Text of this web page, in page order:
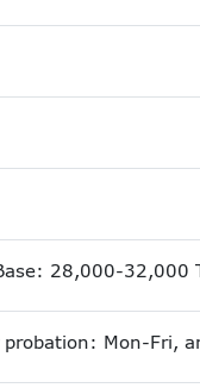
28,000-32,000
Mon-Fri,